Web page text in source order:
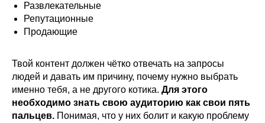
Развлекательные
Репутационные
Продающие
Твой контент должен чётко отвечать на запросы
людей и давать им причину, почему нужно выбрать
именно тебя, а не другого котика. Для этого
необходимо знать свою аудиторию как свои пять
пальцев. Понимая, что у них болит и какую проблему